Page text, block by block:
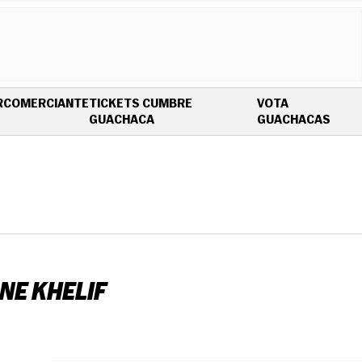
COMERCIANTETICKETS CUMBRE
GUACHACAOPENS IN NEW WINDOW
VOTA
GUACHACAS
KHELIF